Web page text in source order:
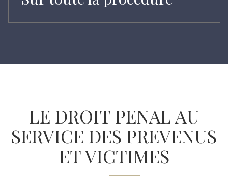
LE DROIT PENAL AU
SERVICE DES PREVENUS
ET VICTIMES